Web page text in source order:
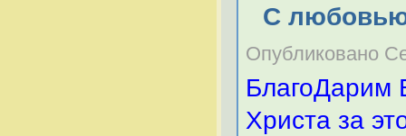
С
Опубликовано
Христа за